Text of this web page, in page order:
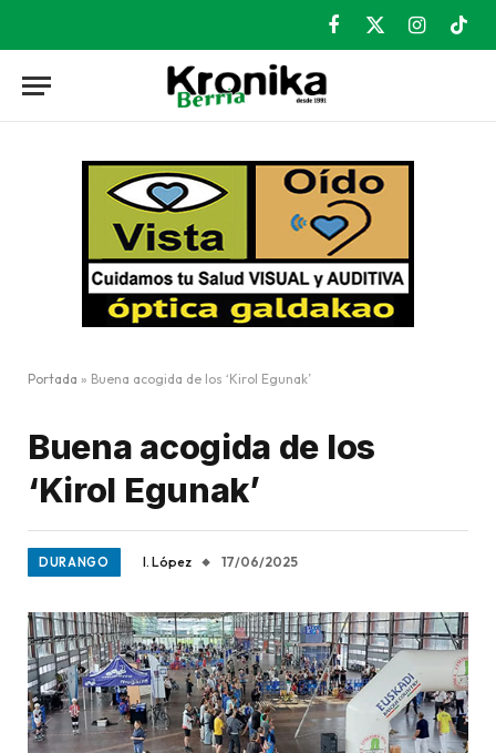
Facebook
X
Instagram
Portada » Buena acogida de los ‘Kirol Egunak’
Buena acogida de los
‘Kirol Egunak’
DURANGO I. López 17/06/2025